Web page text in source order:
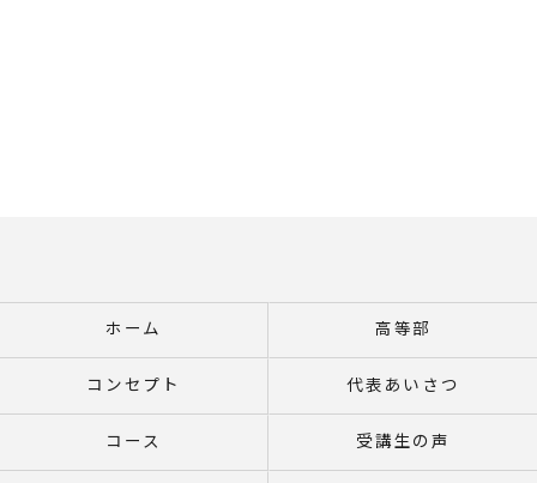
ホーム 高等部
コンセプト 代表あいさつ
コース 受講生の声